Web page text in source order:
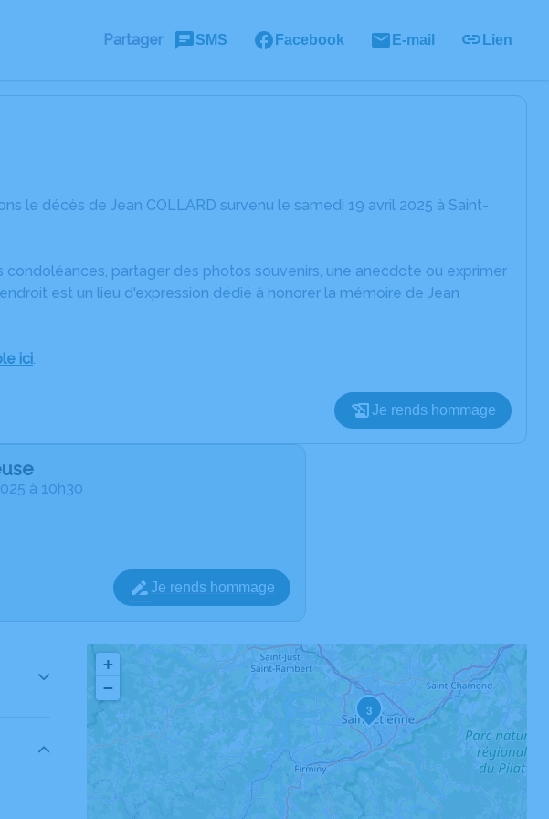
Partager SMS Facebook E-mail Lien
le décès de Jean COLLARD survenu le samedi 19 avril 2025 à Saint-
partager des photos souvenirs, une anecdote ou exprimer
est un lieu d'expression dédié à honorer la mémoire de Jean
ici.
Je rends hommage
à 10h30
Je rends hommage
3
+
−